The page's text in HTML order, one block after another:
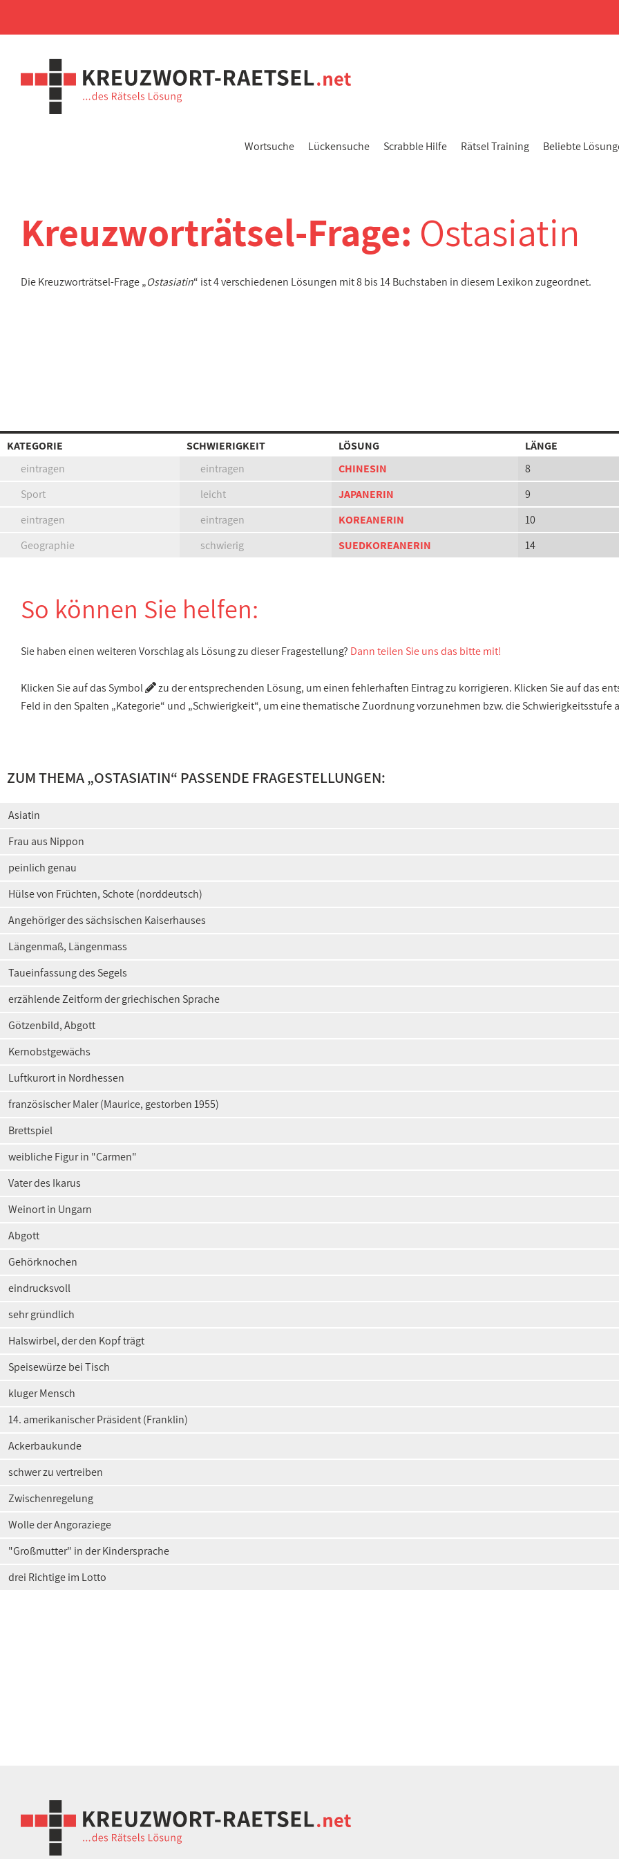
Wortsuche Lückensuche Scrabble Hilfe Rätsel Training Beliebte
Kreuzworträtsel-Frage: Ostasiatin
Die Kreuzworträtsel-Frage „Ostasiatin“ ist 4 verschiedenen Lösungen mit 8 bis 14 Buchstaben in diesem Lexikon zugeordnet.
KATEGORIE SCHWIERIGKEIT LÖSUNG
LÄNGE
eintragen
eintragen CHINESIN
8
Sport
leicht JAPANERIN
9
eintragen
eintragen KOREANERIN
10
Geographie
schwierig SUEDKOREANERIN 14
So können Sie helfen:
Sie haben einen weiteren Vorschlag als Lösung zu dieser Fragestellung? Dann teilen Sie uns das bitte mit!
Klicken Sie auf das Symbol
zu der entsprechenden Lösung, um einen fehlerhaften Eintrag zu korrigieren. Klicken Sie auf das
Feld in den Spalten „Kategorie“ und „Schwierigkeit“, um eine thematische Zuordnung vorzunehmen bzw. die Schwierigkeitsstufe
ZUM THEMA „OSTASIATIN“ PASSENDE FRAGESTELLUNGEN:
Asiatin
Frau aus Nippon
peinlich genau
Hülse von Früchten, Schote (norddeutsch)
Angehöriger des sächsischen Kaiserhauses
Längenmaß, Längenmass
Taueinfassung des Segels
erzählende Zeitform der griechischen Sprache
Götzenbild, Abgott
Kernobstgewächs
Luftkurort in Nordhessen
französischer Maler (Maurice, gestorben 1955)
Brettspiel
weibliche Figur in "Carmen"
Vater des Ikarus
Weinort in Ungarn
Abgott
Gehörknochen
eindrucksvoll
sehr gründlich
Halswirbel, der den Kopf trägt
Speisewürze bei Tisch
kluger Mensch
14. amerikanischer Präsident (Franklin)
Ackerbaukunde
schwer zu vertreiben
Zwischenregelung
Wolle der Angoraziege
"Großmutter" in der Kindersprache
drei Richtige im Lotto